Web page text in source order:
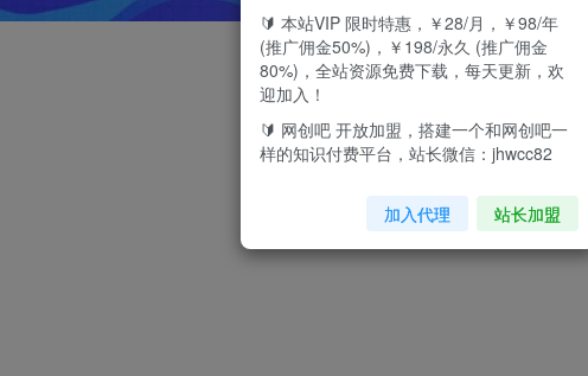
🔰 本站VIP 限时特惠，￥28/月，￥98/年
(推广佣金50%)，￥198/永久 (推广佣金
80%)，全站资源免费下载，每天更新，欢
迎加入！
🔰 网创吧 开放加盟，搭建一个和网创吧一
样的知识付费平台，站长微信：jhwcc82
加入代理 站长加盟